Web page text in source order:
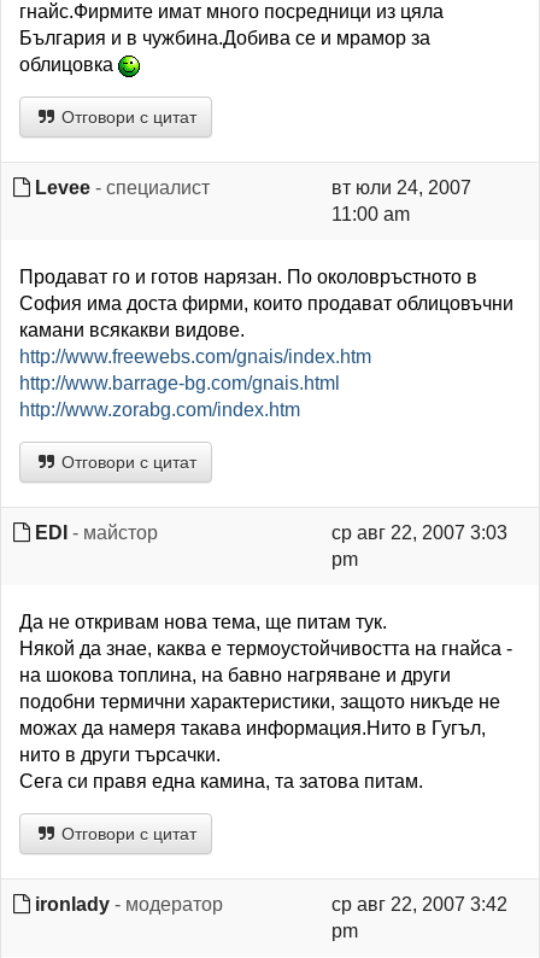
гнайс.Фирмите имат много посредници из цяла
България и в чужбина.Добива се и мрамор за
облицовка
Отговори с цитат
Levee - специалист
вт юли 24, 2007
11:00 am
Продават го и готов нарязан. По околовръстното в
София има доста фирми, които продават облицовъчни
камани всякакви видове.
http://www.freewebs.com/gnais/index.htm
http://www.barrage-bg.com/gnais.html
http://www.zorabg.com/index.htm
Отговори с цитат
EDI - майстор
ср авг 22, 2007 3:03
pm
Да не откривам нова тема, ще питам тук.
Някой да знае, каква е термоустойчивостта на гнайса -
на шокова топлина, на бавно нагряване и други
подобни термични характеристики, защото никъде не
можах да намеря такава информация.Нито в Гугъл,
нито в други търсачки.
Сега си правя една камина, та затова питам.
Отговори с цитат
ironlady - модератор
ср авг 22, 2007 3:42
pm